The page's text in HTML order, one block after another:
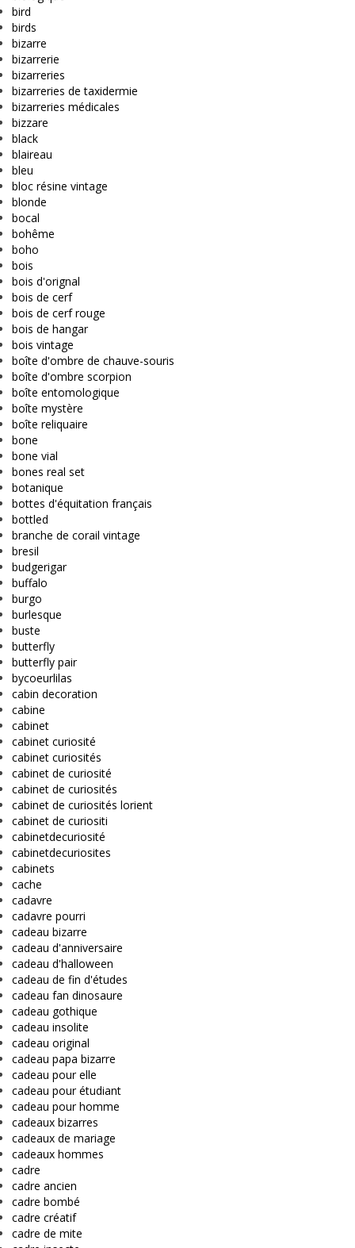
bird
birds
bizarre
bizarrerie
bizarreries
bizarreries de taxidermie
bizarreries médicales
bizzare
black
blaireau
bleu
bloc résine vintage
blonde
bocal
bohême
boho
bois
bois d'orignal
bois de cerf
bois de cerf rouge
bois de hangar
bois vintage
boîte d'ombre de chauve-souris
boîte d'ombre scorpion
boîte entomologique
boîte mystère
boîte reliquaire
bone
bone vial
bones real set
botanique
bottes d'équitation français
bottled
branche de corail vintage
bresil
budgerigar
buffalo
burgo
burlesque
buste
butterfly
butterfly pair
bycoeurlilas
cabin decoration
cabine
cabinet
cabinet curiosité
cabinet curiosités
cabinet de curiosité
cabinet de curiosités
cabinet de curiosités lorient
cabinet de curiositi
cabinetdecuriosité
cabinetdecuriosites
cabinets
cache
cadavre
cadavre pourri
cadeau bizarre
cadeau d'anniversaire
cadeau d'halloween
cadeau de fin d'études
cadeau fan dinosaure
cadeau gothique
cadeau insolite
cadeau original
cadeau papa bizarre
cadeau pour elle
cadeau pour étudiant
cadeau pour homme
cadeaux bizarres
cadeaux de mariage
cadeaux hommes
cadre
cadre ancien
cadre bombé
cadre créatif
cadre de mite